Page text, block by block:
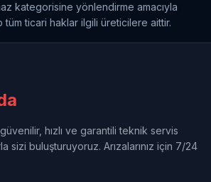
kategorisine yönlendirme amacıyla
tüm ticari haklar ilgili üreticilere aittir.
hızlı ve garantili teknik servis
sizi buluşturuyoruz. Arızalarınız için 7/24